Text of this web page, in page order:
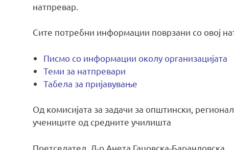
натпревар.
Сите потребни информации поврзани со овој
Писмо со информации околу организацијата
Теми за натпревари
Табела за пријавување
Од комисијата за задачи за општински,
учениците од средните училишта
Претседател, Д-р Анета Гацовска-Барандовска…